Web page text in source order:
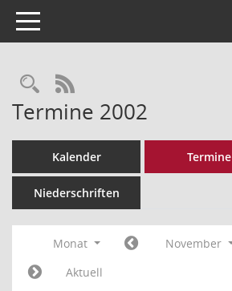
Toggle navigation
Rechercheauswahl
RSS-Feed
Termine 2002
Kalender Termine
Niederschriften
Monat November
Aktuell